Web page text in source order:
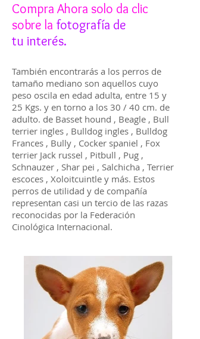
Compra Ahora solo da clic
sobre la fotografía de
tu interés.
También encontrarás a los perros de
tamaño mediano son aquellos cuyo
peso oscila en edad adulta, entre 15 y
25 Kgs. y en torno a los 30 / 40 cm. de
adulto. de Basset hound , Beagle , Bull
terrier ingles , Bulldog ingles , Bulldog
Frances , Bully , Cocker spaniel , Fox
terrier Jack russel , Pitbull , Pug ,
Schnauzer , Shar pei , Salchicha , Terrier
escoces , Xoloitcuintle y más. Estos
perros de utilidad y de compañía
representan casi un tercio de las razas
reconocidas por la Federación
Cinológica Internacional.